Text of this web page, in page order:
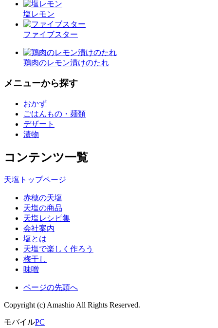
塩レモン
ファイブスター
鶏肉のレモン漬けのたれ
メニューから探す
おかず
ごはんもの・麺類
デザート
漬物
コンテンツ一覧
天塩トップページ
赤穂の天塩
天塩の商品
天塩レシピ集
会社案内
塩とは
天塩で楽しく作ろう
梅干し
味噌
ページの先頭へ
Copyright (c) Amashio All Rights Reserved.
モバイルPC